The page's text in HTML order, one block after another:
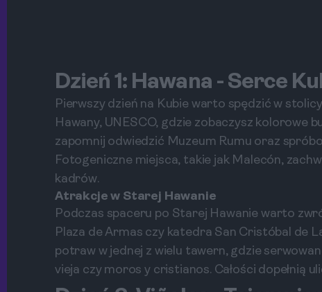
Dzień 1: Hawana - Serce
Pierwszy dzień na Kubie warto spędzić w
Hawany, UNESCO, gdzie zobaczysz kolorowe
zapomnij odwiedzić Muzeum Rumu oraz
Fotogeniczne miejsca, takie jak Malecón,
kadrów.
Atrakcje w Starej Hawanie
Podczas spaceru po Starej Hawanie warto
Plaza de Armas czy katedra San Cristóbal de
potraw w jednej z wielu tawern, gdzie
vieja czy moros y cristianos. Całości dopełnią